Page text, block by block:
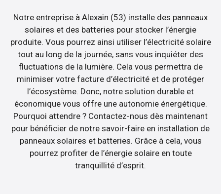
Notre entreprise à Alexain (53) installe des panneaux
solaires et des batteries pour stocker l’énergie
produite. Vous pourrez ainsi utiliser l’électricité solaire
tout au long de la journée, sans vous inquiéter des
fluctuations de la lumière. Cela vous permettra de
minimiser votre facture d’électricité et de protéger
l’écosystème. Donc, notre solution durable et
économique vous offre une autonomie énergétique.
Pourquoi attendre ? Contactez-nous dès maintenant
pour bénéficier de notre savoir-faire en installation de
panneaux solaires et batteries. Grâce à cela, vous
pourrez profiter de l’énergie solaire en toute
tranquillité d’esprit.